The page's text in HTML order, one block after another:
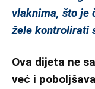
vlaknima, što je
žele kontrolirati
Ova dijeta ne
već i